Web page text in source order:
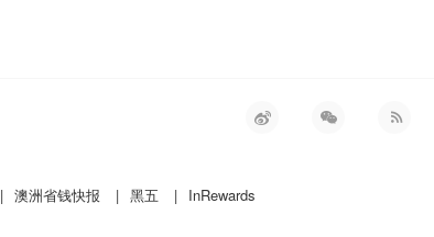
| 澳洲省钱快报 | 黑五 | InRewards